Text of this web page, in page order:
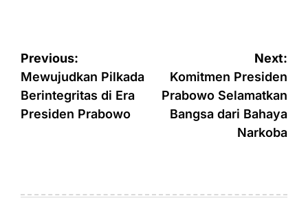
Post
navigation
Previous:
Mewujudkan Pilkada
Berintegritas di Era
Presiden Prabowo
Next:
Komitmen Presiden
Prabowo Selamatkan
Bangsa dari Bahaya
Narkoba